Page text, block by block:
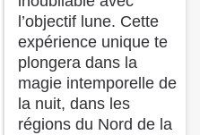
l’objectif lune. Cette
expérience unique te
plongera dans la
magie intemporelle de
la nuit, dans les
régions du Nord de la